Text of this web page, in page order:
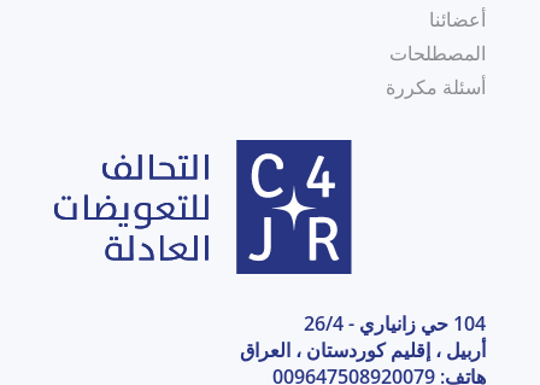
أعضائنا
المصطلحات
أسئلة مكررة
104 حي زانياري - 26/4
أربيل ، إقليم كوردستان ، العراق
هاتف: 009647508920079